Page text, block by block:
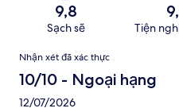
9,8
Sạch sẽ Tiện
Nhận
xét
Nhận xét đã xác thực
10/10 - Ngoại hạng
12/07/2026